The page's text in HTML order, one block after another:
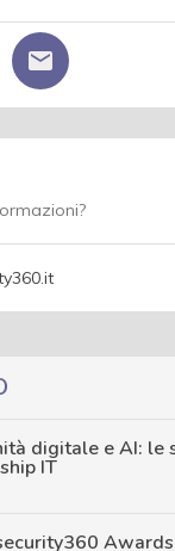
digitale e AI: le
IT